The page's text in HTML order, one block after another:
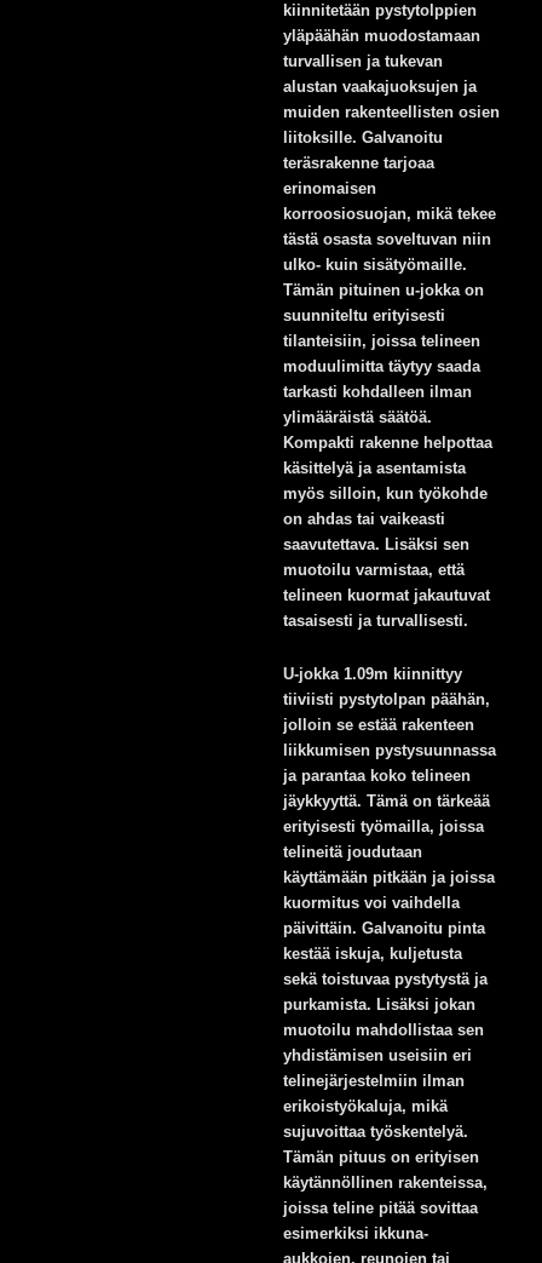
kiinnitetään pystytolppien
yläpäähän muodostamaan
turvallisen ja tukevan
alustan vaakajuoksujen ja
muiden rakenteellisten osien
liitoksille. Galvanoitu
teräsrakenne tarjoaa
erinomaisen
korroosiosuojan, mikä tekee
tästä osasta soveltuvan niin
ulko- kuin sisätyömaille.
Tämän pituinen u-jokka on
suunniteltu erityisesti
tilanteisiin, joissa telineen
moduulimitta täytyy saada
tarkasti kohdalleen ilman
ylimääräistä säätöä.
Kompakti rakenne helpottaa
käsittelyä ja asentamista
myös silloin, kun työkohde
on ahdas tai vaikeasti
saavutettava. Lisäksi sen
muotoilu varmistaa, että
telineen kuormat jakautuvat
tasaisesti ja turvallisesti.
U-jokka 1.09m kiinnittyy
tiiviisti pystytolpan päähän,
jolloin se estää rakenteen
liikkumisen pystysuunnassa
ja parantaa koko telineen
jäykkyyttä. Tämä on tärkeää
erityisesti työmailla, joissa
telineitä joudutaan
käyttämään pitkään ja joissa
kuormitus voi vaihdella
päivittäin. Galvanoitu pinta
kestää iskuja, kuljetusta
sekä toistuvaa pystytystä ja
purkamista. Lisäksi jokan
muotoilu mahdollistaa sen
yhdistämisen useisiin eri
telinejärjestelmiin ilman
erikoistyökaluja, mikä
sujuvoittaa työskentelyä.
Tämän pituus on erityisen
käytännöllinen rakenteissa,
joissa teline pitää sovittaa
esimerkiksi ikkuna-
aukkojen, reunojen tai